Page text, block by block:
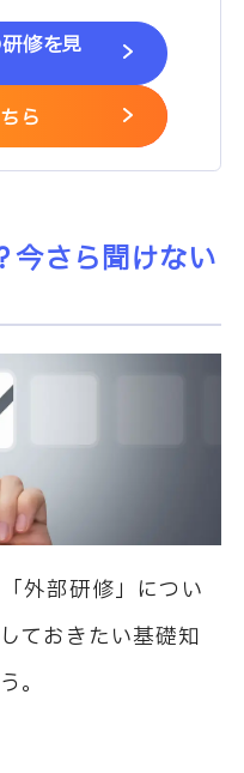
修を見
ら
今さら聞けない
外部研修」につい
ておきたい基礎知
。